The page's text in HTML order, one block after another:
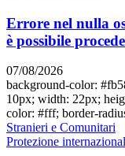
Errore nel nulla
è possibile
07/08/2026
background-color:
10px; width: 22px;
color: #fff; border-
Stranieri e Comunitari
Protezione